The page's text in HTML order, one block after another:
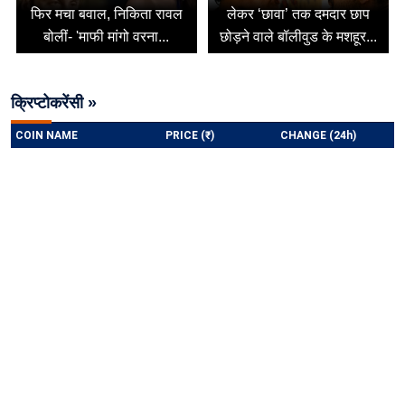
फिर मचा बवाल, निकिता रावल
बोलीं- 'माफी मांगो वरना...
लेकर ‘छावा’ तक दमदार छाप
छोड़ने वाले बॉलीवुड के मशहूर...
क्रिप्टोकरेंसी »